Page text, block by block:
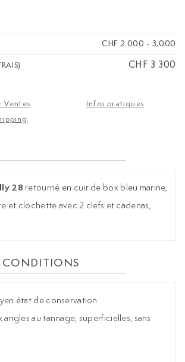
CHF 2 000 - 3,000
CHF 3 300
Ventes
Infos pratiques
28 retourné en cuir de box bleu marine,
et clochette avec 2 clefs et cadenas,
CONDITIONS
état de conservation
angles au tannage, superficielles, sans